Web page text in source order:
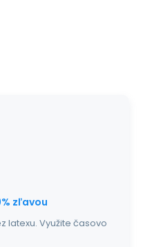
zľavou
latexu. Využite časovo